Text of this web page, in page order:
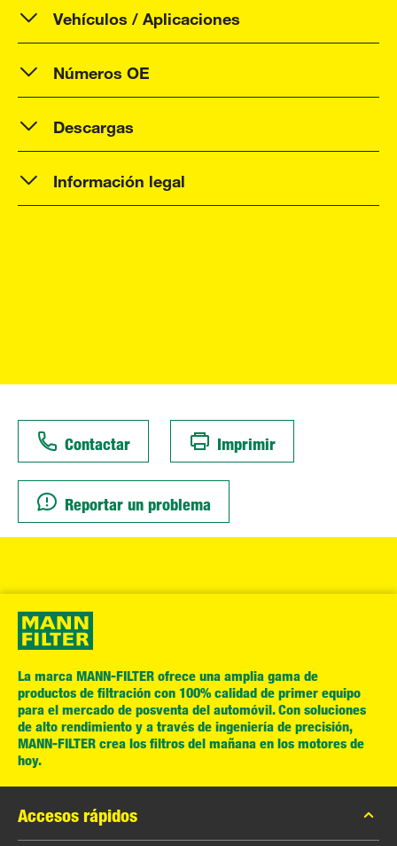
Vehículos / Aplicaciones
Números OE
Descargas
Información legal
Contactar Imprimir
Reportar un problema
La marca MANN-FILTER ofrece una amplia gama de
productos de filtración con 100% calidad de primer equipo
para el mercado de posventa del automóvil. Con soluciones
de alto rendimiento y a través de ingeniería de precisión,
MANN-FILTER crea los filtros del mañana en los motores de
hoy.
Accesos rápidos